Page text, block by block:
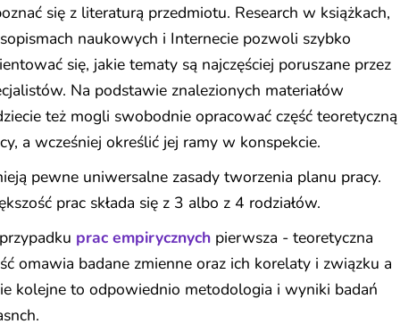
się z literaturą przedmiotu. Research w książkach,
naukowych i Internecie pozwoli szybko
się, jakie tematy są najczęściej poruszane przez
Na podstawie znalezionych materiałów
też mogli swobodnie opracować część teoretyczną
a wcześniej określić jej ramy w konspekcie.
pewne uniwersalne zasady tworzenia planu pracy.
prac składa się z 3 albo z 4 rodziałów.
prac empirycznych pierwsza - teoretyczna
omawia badane zmienne oraz ich korelaty i związku a
kolejne to odpowiednio metodologia i wyniki badań